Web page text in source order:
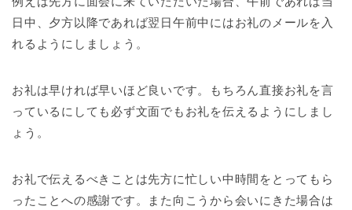
日中、夕方以降であれば翌日午前中にはお礼のメールを入
れるようにしましょう。
お礼は早ければ早いほど良いです。もちろん直接お礼を言
っているにしても必ず文面でもお礼を伝えるようにしまし
ょう。
お礼で伝えるべきことは先方に忙しい中時間をとってもら
ったことへの感謝です。また向こうから会いにきた場合は